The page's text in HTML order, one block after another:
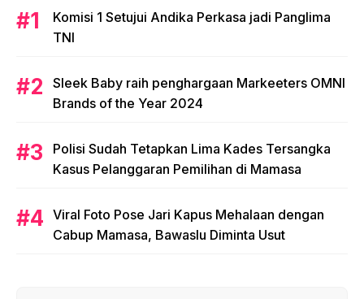
Komisi 1 Setujui Andika Perkasa jadi Panglima
TNI
Sleek Baby raih penghargaan Markeeters OMNI
Brands of the Year 2024
Polisi Sudah Tetapkan Lima Kades Tersangka
Kasus Pelanggaran Pemilihan di Mamasa
Viral Foto Pose Jari Kapus Mehalaan dengan
Cabup Mamasa, Bawaslu Diminta Usut